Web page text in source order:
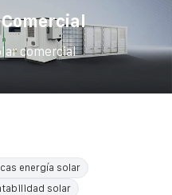
comercial
energía solar
solar